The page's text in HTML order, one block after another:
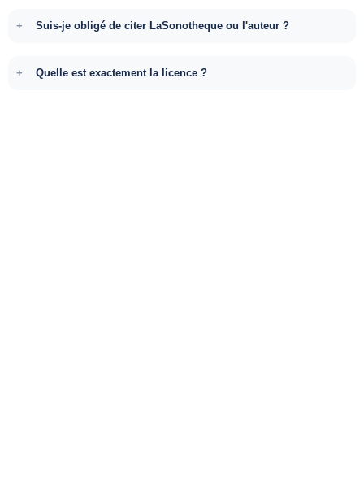
Suis-je obligé de citer LaSonotheque ou l'auteur ?
Quelle est exactement la licence ?